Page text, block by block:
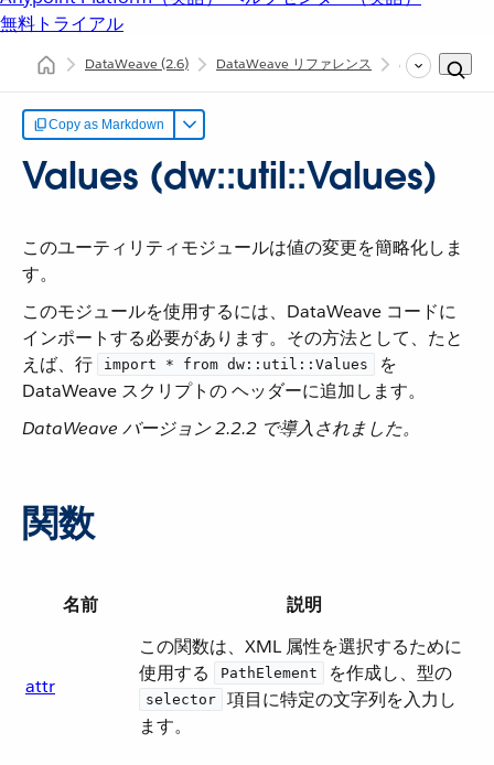
無料トライアル
DataWeave(2.6) DataWeave リファレンス dw::util::Values
Copy as Markdown
Values (dw::util::Values)
このユーティリティモジュールは値の変更を簡略化しま
す。
このモジュールを使用するには、DataWeave コードに
インポートする必要があります。その方法として、たと
えば、行 ​
import * from dw::util::Values
​ を
DataWeave スクリプトの ヘッダーに追加します。
DataWeave バージョン 2.2.2 で導入されました。
関数
名前 説明
attr
この関数は、XML 属性を選択するために
使用する ​
PathElement ​ を作成し、型の ​
selector
​ 項目に特定の文字列を入力し
ます。